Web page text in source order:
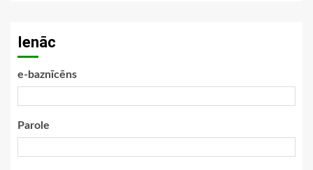
Ienāc
e-baznīcēns
Parole